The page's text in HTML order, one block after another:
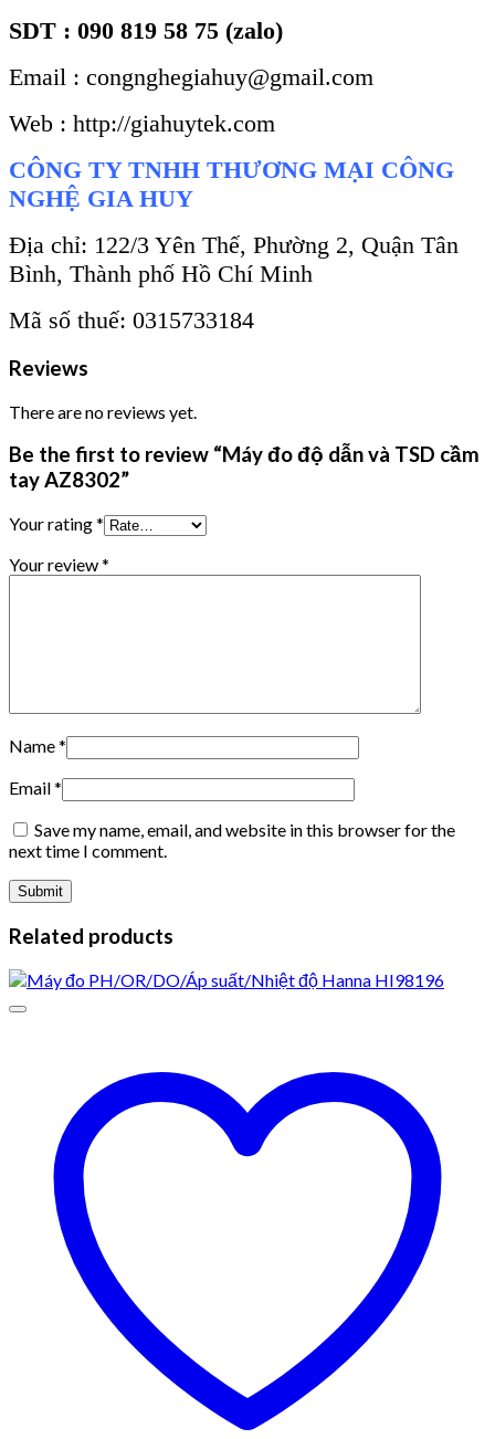
SDT : 090 819 58 75 (zalo)
Email : congnghegiahuy@gmail.com
Web : http://giahuytek.com
CÔNG TY TNHH THƯƠNG MẠI CÔNG
NGHỆ GIA HUY
Địa chỉ: 122/3 Yên Thế, Phường 2, Quận Tân
Bình, Thành phố Hồ Chí Minh
Mã số thuế: 0315733184
Reviews
There are no reviews yet.
Be the first to review “Máy đo độ dẫn và TSD cầm
tay AZ8302”
Your rating*
Your review*
Name*
Email*
Save my name, email, and website in this browser for the
next time I comment.
Related products